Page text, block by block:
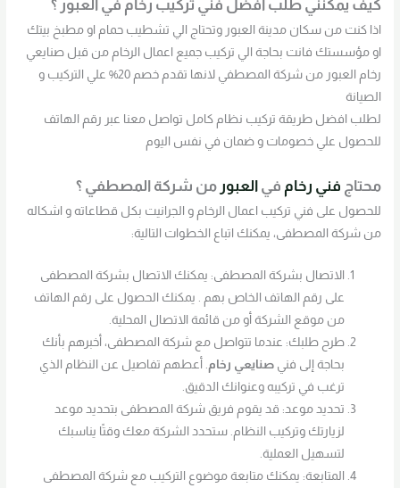
كيف يمكنني طلب افضل فني تركيب رخام في العبور ؟
اذا كنت من سكان مدينة العبور وتحتاج الي تشطيب حمام او مطبخ بيتك
او مؤسستك فانت بحاجة الي تركيب جميع اعمال الرخام من قبل صنايعي
رخام العبور من شركة المصطفي لانها تقدم خصم 20% علي التركيب و
الصيانة
لطلب افضل طريقة تركيب نظام كامل تواصل معنا عبر رقم الهاتف
للحصول علي خصومات و ضمان في نفس اليوم
محتاج فني رخام فيالعبور من شركة المصطفي ؟
للحصول على فني تركيب اعمال الرخام و الجرانيت بكل قطاعاته و اشكاله
من شركة المصطفى، يمكنك اتباع الخطوات التالية:
الاتصال بشركة المصطفى: يمكنك الاتصال بشركة المصطفى
على رقم الهاتف الخاص بهم . يمكنك الحصول على رقم الهاتف
من موقع الشركة أو من قائمة الاتصال المحلية.
طرح طلبك: عندما تتواصل مع شركة المصطفى، أخبرهم بأنك
بحاجة إلى فنيصنايعي رخام . أعطهم تفاصيل عن النظام الذي
ترغب في تركيبه وعنوانك الدقيق.
تحديد موعد: قد يقوم فريق شركة المصطفى بتحديد موعد
لزيارتك وتركيب النظام. ستحدد الشركة معك وقتًا يناسبك
لتسهيل العملية.
المتابعة: يمكنك متابعة موضوع التركيب مع شركة المصطفى